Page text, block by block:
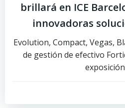
brillará en ICE
innovadoras
Evolution, Compact, Vegas,
de gestión de efectivo